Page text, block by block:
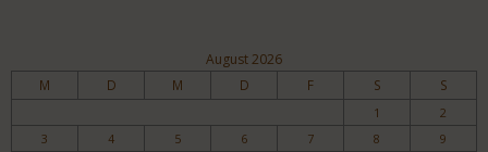
August 2026
M D M D F S S
1
2
3
4 5 6 7 8
9